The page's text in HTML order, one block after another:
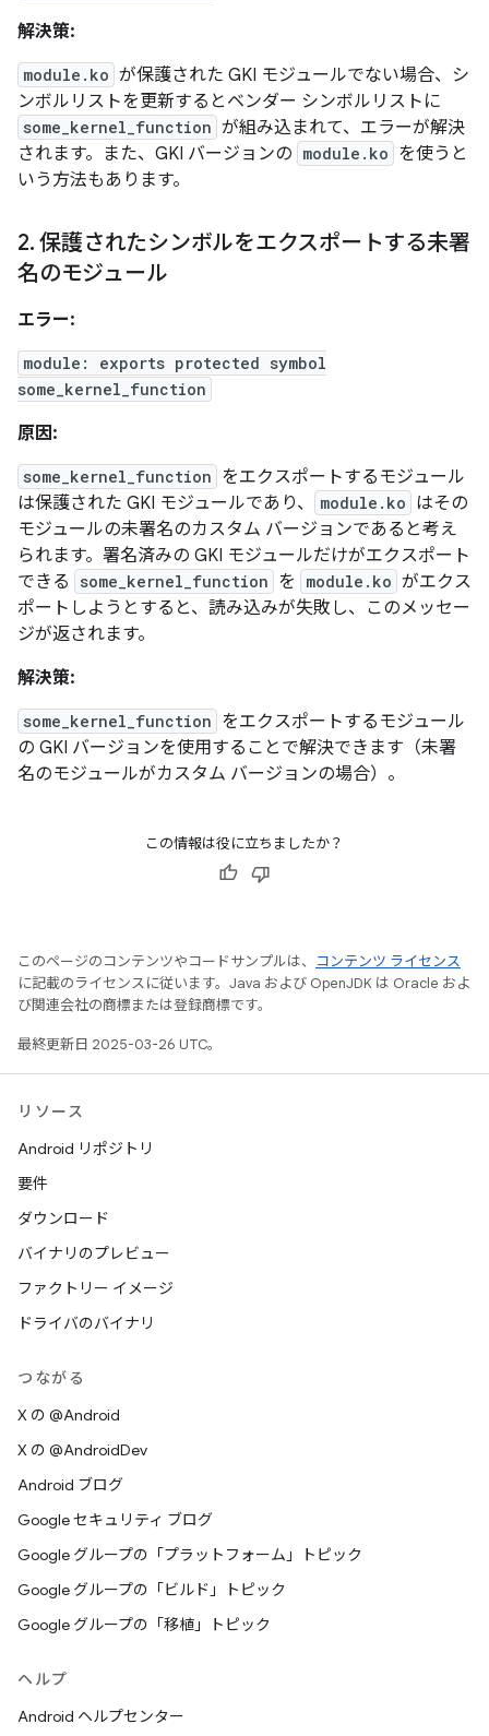
解決策:
module.ko が保護された GKI モジュールでない場合、シ
ンボルリストを更新するとベンダー シンボルリストに
some_kernel_function が組み込まれて、エラーが解決
されます。また、GKI バージョンの module.ko を使うと
いう方法もあります。
2. 保護されたシンボルをエクスポートする未署
名のモジュール
エラー:
module: exports protected symbol
some_kernel_function
原因:
some_kernel_function をエクスポートするモジュール
は保護された GKI モジュールであり、
module.ko はその
モジュールの未署名のカスタム バージョンであると考え
られます。署名済みの GKI モジュールだけがエクスポート
できる
some_kernel_function を module.ko がエクス
ポートしようとすると、読み込みが失敗し、このメッセー
ジが返されます。
解決策:
some_kernel_function をエクスポートするモジュール
の GKI バージョンを使用することで解決できます（未署
名のモジュールがカスタム バージョンの場合）。
この情報は役に立ちましたか？
このページのコンテンツやコードサンプルは、
コンテンツ ライセンス
に記載のライセンスに従います。Java および OpenJDK は Oracle およ
び関連会社の商標または登録商標です。
最終更新日 2025-03-26 UTC。
リソース
Android リポジトリ
要件
ダウンロード
バイナリのプレビュー
ファクトリー イメージ
ドライバのバイナリ
つながる
X の @Android
X の @AndroidDev
Android ブログ
Google セキュリティ ブログ
Google グループの「プラットフォーム」トピック
Google グループの「ビルド」トピック
Google グループの「移植」トピック
ヘルプ
Android ヘルプセンター